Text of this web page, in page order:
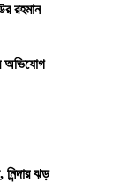
রহমান
অভিযোগ
ঝড়